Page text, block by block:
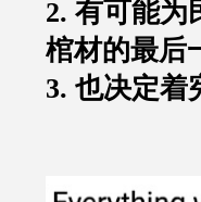
2. 有可能为
棺材的最后
3. 也决定着